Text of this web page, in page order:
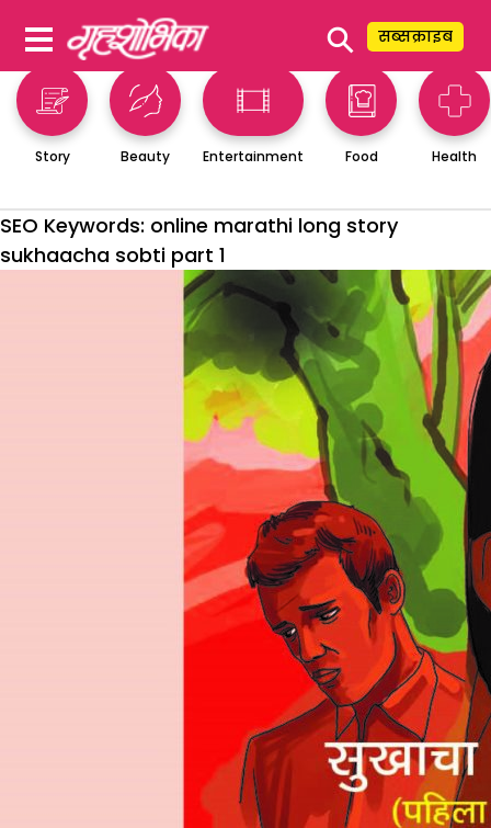
⚲ सब्सक्राइब
Story Beauty Entertainment Food Health
SEO Keywords: online marathi long story
sukhaacha sobti part 1